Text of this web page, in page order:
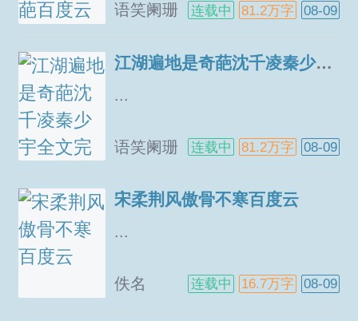
星舰还将配备舵手机械师以及狙
将被划分为不同象限。而我们的
他只是个废柴连亚瑟都不是宋枭
内容标签强强未来架空机甲主角
佛莱斯，邵沉，宋燃┃其它星
语笑阑珊 连载中 81.2万字 08-09
江湖遍地是奇葩沈千凌秦少宇全文完整版
...
语笑阑珊 连载中 81.2万字 08-09
宋柔荆风傲骨不寒百度云
...
佚名 连载中 16.7万字 08-09